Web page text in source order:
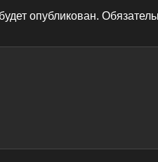
опубликован.